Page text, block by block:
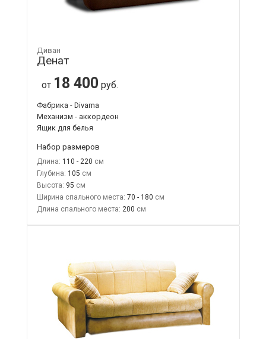
Диван
Денат
от 18 400 руб.
Фабрика - Divama
Механизм - аккордеон
Ящик для белья
Набор размеров
Длина: 110 - 220
Глубина: 105
Высота: 95
Ширина спального места: 70 - 180
Длина спального места: 200